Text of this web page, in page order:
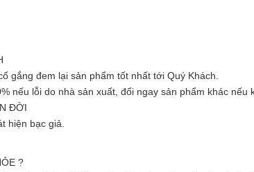
gắng đem lại sản phẩm tốt nhất tới Quý Khách.
nếu lỗi do nhà sản xuất, đổi ngay sản phẩm khác nếu
ĐỜI
hiện bạc giả.
?